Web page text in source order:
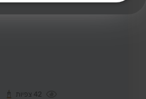
42 צפיות